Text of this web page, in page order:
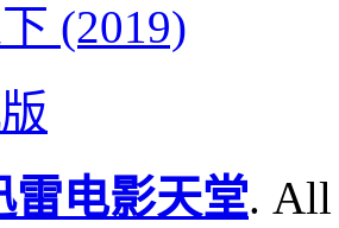
(2019)
雷电影天堂. All